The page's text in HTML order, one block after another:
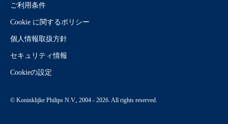
ご利用条件
Cookie に関するポリシー
個人情報取扱方針
セキュリティ情報
Cookieの設定
© Koninklijke Philips N.V., 2004 - 2026. All rights reserved.